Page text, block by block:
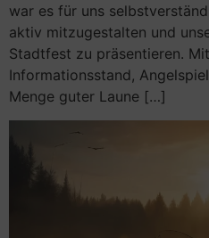
war es für uns
aktiv mitzugestalten und
Stadtfest zu präsentieren.
Informationsstand,
Menge guter Laune […]